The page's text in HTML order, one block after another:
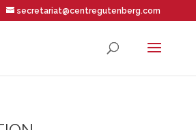
secretariat@centregutenberg.com